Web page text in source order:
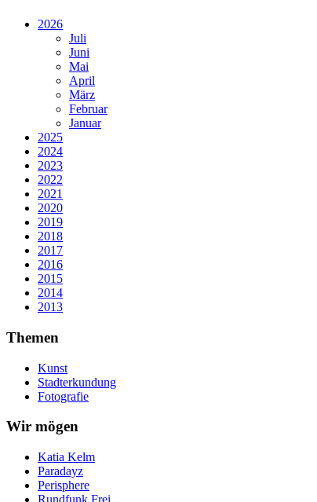
2026
Juli
Juni
Mai
April
März
Februar
Januar
2025
2024
2023
2022
2021
2020
2019
2018
2017
2016
2015
2014
2013
Themen
Kunst
Stadterkundung
Fotografie
Wir mögen
Katia Kelm
Paradayz
Perisphere
Rundfunk Frei